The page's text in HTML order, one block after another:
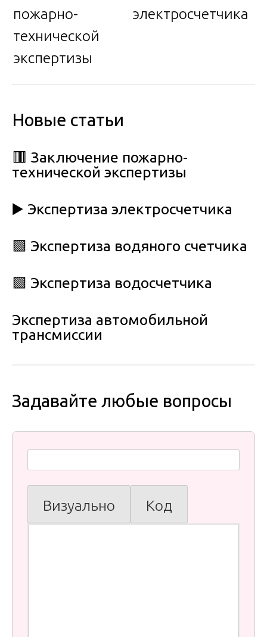
пожарно-
технической
экспертизы
электросчетчика
Новые статьи
🟥 Заключение пожарно-
технической экспертизы
▶️ Экспертиза электросчетчика
🟩 Экспертиза водяного счетчика
🟩 Экспертиза водосчетчика
Экспертиза автомобильной
трансмиссии
Задавайте любые вопросы
Визуально Код